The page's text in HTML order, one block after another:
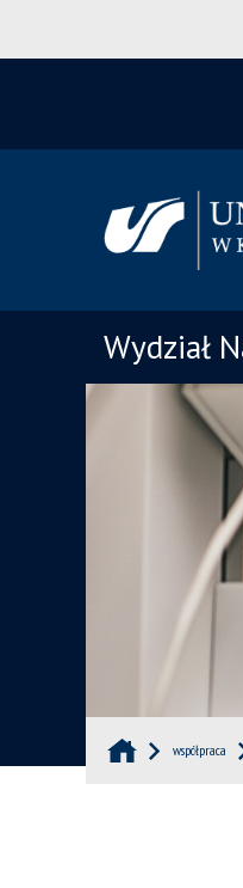
Wydział
współpraca